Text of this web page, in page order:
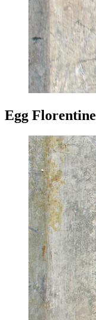
Egg Florentine